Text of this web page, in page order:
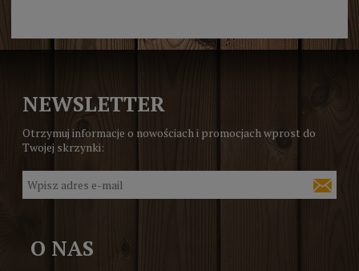
NEWSLETTER
Otrzymuj informacje o nowościach i promocjach wprost do
Twojej skrzynki:
O NAS